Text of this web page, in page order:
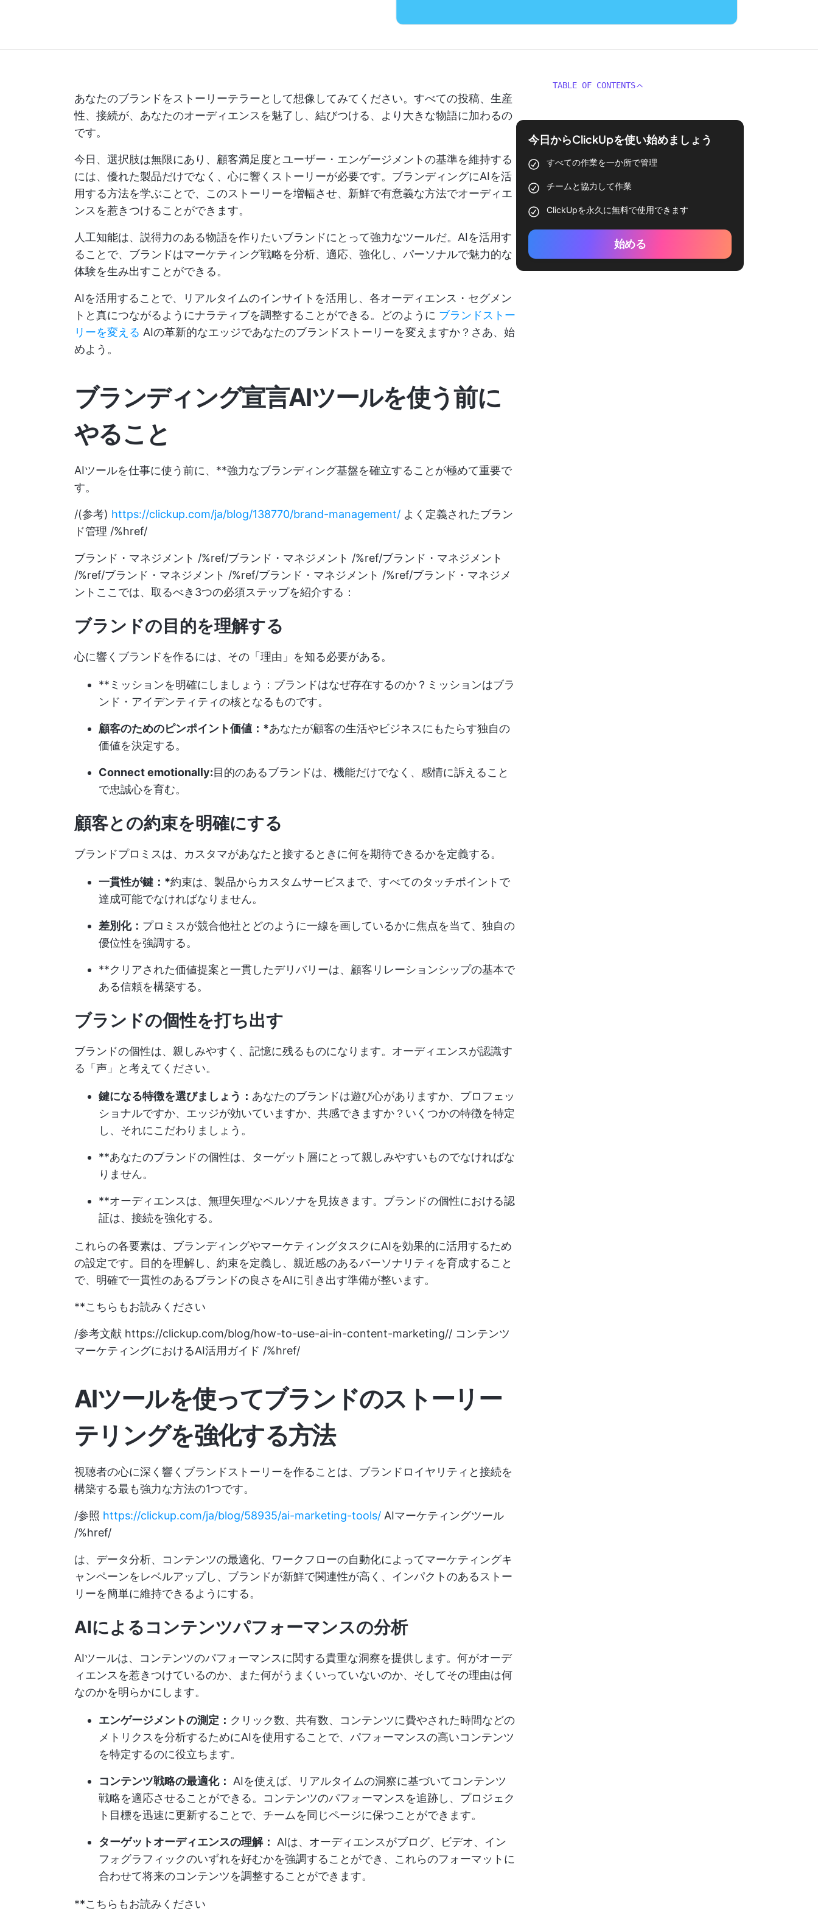
あなたのブランドをストーリーテラーとして想像してみてください。すべての投稿、生産
性、接続が、あなたのオーディエンスを魅了し、結びつける、より大きな物語に加わるの
です。
今日、選択肢は無限にあり、顧客満足度とユーザー・エンゲージメントの基準を維持する
には、優れた製品だけでなく、心に響くストーリーが必要です。ブランディングにAIを活
用する方法を学ぶことで、このストーリーを増幅させ、新鮮で有意義な方法でオーディエ
ンスを惹きつけることができます。
人工知能は、説得力のある物語を作りたいブランドにとって強力なツールだ。AIを活用す
ることで、ブランドはマーケティング戦略を分析、適応、強化し、パーソナルで魅力的な
体験を生み出すことができる。
AIを活用することで、リアルタイムのインサイトを活用し、各オーディエンス・セグメン
トと真につながるようにナラティブを調整することができる。どのように ブランドストー
リーを変える AIの革新的なエッジであなたのブランドストーリーを変えますか？さあ、始
めよう。
ブランディング宣言AIツールを使う前に
やること
AIツールを仕事に使う前に、**強力なブランディング基盤を確立することが極めて重要で
す。
/(参考) https://clickup.com/ja/blog/138770/brand-management/ よく定義されたブラン
ド管理 /%href/
ブランド・マネジメント /%ref/ブランド・マネジメント /%ref/ブランド・マネジメント
/%ref/ブランド・マネジメント /%ref/ブランド・マネジメント /%ref/ブランド・マネジメ
ントここでは、取るべき3つの必須ステップを紹介する：
ブランドの目的を理解する
心に響くブランドを作るには、その「理由」を知る必要がある。
**ミッションを明確にしましょう：ブランドはなぜ存在するのか？ミッションはブラ
ンド・アイデンティティの核となるものです。
顧客のためのピンポイント価値：*あなたが顧客の生活やビジネスにもたらす独自の
価値を決定する。
Connect emotionally:目的のあるブランドは、機能だけでなく、感情に訴えること
で忠誠心を育む。
顧客との約束を明確にする
ブランドプロミスは、カスタマがあなたと接するときに何を期待できるかを定義する。
一貫性が鍵：*約束は、製品からカスタムサービスまで、すべてのタッチポイントで
達成可能でなければなりません。
差別化： プロミスが競合他社とどのように一線を画しているかに焦点を当て、独自の
優位性を強調する。
**クリアされた価値提案と一貫したデリバリーは、顧客リレーションシップの基本で
ある信頼を構築する。
ブランドの個性を打ち出す
ブランドの個性は、親しみやすく、記憶に残るものになります。オーディエンスが認識す
る「声」と考えてください。
鍵になる特徴を選びましょう： あなたのブランドは遊び心がありますか、プロフェッ
ショナルですか、エッジが効いていますか、共感できますか？いくつかの特徴を特定
し、それにこだわりましょう。
**あなたのブランドの個性は、ターゲット層にとって親しみやすいものでなければな
りません。
**オーディエンスは、無理矢理なペルソナを見抜きます。ブランドの個性における認
証は、接続を強化する。
これらの各要素は、ブランディングやマーケティングタスクにAIを効果的に活用するため
の設定です。目的を理解し、約束を定義し、親近感のあるパーソナリティを育成すること
で、明確で一貫性のあるブランドの良さをAIに引き出す準備が整います。
**こちらもお読みください
/参考文献 https://clickup.com/blog/how-to-use-ai-in-content-marketing// コンテンツ
マーケティングにおけるAI活用ガイド /%href/
AIツールを使ってブランドのストーリー
テリングを強化する方法
視聴者の心に深く響くブランドストーリーを作ることは、ブランドロイヤリティと接続を
構築する最も強力な方法の1つです。
/参照 https://clickup.com/ja/blog/58935/ai-marketing-tools/ AIマーケティングツール
/%href/
は、データ分析、コンテンツの最適化、ワークフローの自動化によってマーケティングキ
ャンペーンをレベルアップし、ブランドが新鮮で関連性が高く、インパクトのあるストー
リーを簡単に維持できるようにする。
AIによるコンテンツパフォーマンスの分析
AIツールは、コンテンツのパフォーマンスに関する貴重な洞察を提供します。何がオーデ
ィエンスを惹きつけているのか、また何がうまくいっていないのか、そしてその理由は何
なのかを明らかにします。
エンゲージメントの測定： クリック数、共有数、コンテンツに費やされた時間などの
メトリクスを分析するためにAIを使用することで、パフォーマンスの高いコンテンツ
を特定するのに役立ちます。
コンテンツ戦略の最適化：
AIを使えば、リアルタイムの洞察に基づいてコンテンツ
戦略を適応させることができる。コンテンツのパフォーマンスを追跡し、プロジェク
ト目標を迅速に更新することで、チームを同じページに保つことができます。
ターゲットオーディエンスの理解：
AIは、オーディエンスがブログ、ビデオ、イン
フォグラフィックのいずれを好むかを強調することができ、これらのフォーマットに
合わせて将来のコンテンツを調整することができます。
**こちらもお読みください
TABLE OF CONTENTS
今日からClickUpを使い始めましょう
すべての作業を一か所で管理
チームと協力して作業
ClickUpを永久に無料で使用できます
始める